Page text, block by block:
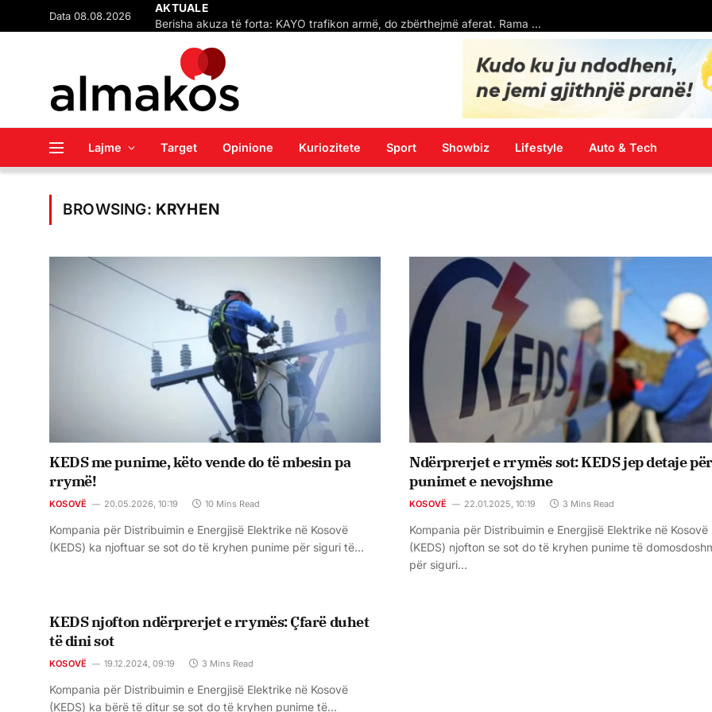
Data 08.08.2026 AKTUALE
Lajme Target Opinione Kuriozitete Sport Showbiz Lifestyle Auto & Tech
BROWSING: KRYHEN
KEDS me punime, këto vende do të mbesin pa
rrymë!
KOSOVË 20.05.2026, 10:19 10 Mins Read
Kompania për Distribuimin e Energjisë Elektrike në Kosovë
(KEDS) ka njoftuar se sot do të kryhen punime për siguri të…
Ndërprerjet e rrymës sot: KEDS jep detaje për
punimet e nevojshme
KOSOVË 22.01.2025, 10:19 3 Mins Read
Kompania për Distribuimin e Energjisë Elektrike në Kosovë
(KEDS) njofton se sot do të kryhen punime të
për siguri…
KEDS njofton ndërprerjet e rrymës: Çfarë duhet
të dini sot
KOSOVË 19.12.2024, 09:19 3 Mins Read
Kompania për Distribuimin e Energjisë Elektrike në Kosovë
(KEDS) ka bërë të ditur se sot do të kryhen punime të…